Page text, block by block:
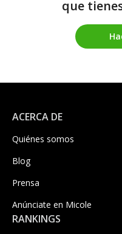
que
ACERCA DE
Quiénes somos
Blog
Prensa
Anúnciate en Micole
RANKINGS